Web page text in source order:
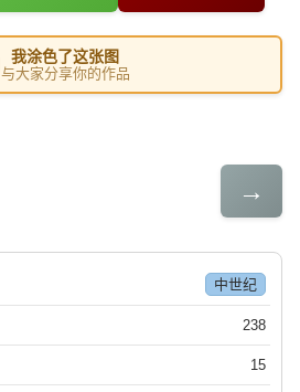
我涂色了这张图
与大家分享你的作品
→
中世纪
238
15